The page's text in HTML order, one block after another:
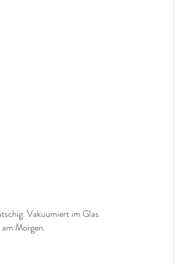
Vakuumiert im Glas
Morgen.